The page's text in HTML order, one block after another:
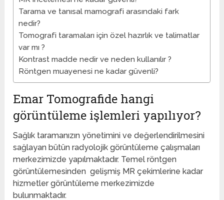
Tarama ve tanısal mamografi arasındaki fark
nedir?
Tomografi taramaları için özel hazırlık ve talimatlar
var mı ?
Kontrast madde nedir ve neden kullanılır ?
Röntgen muayenesi ne kadar güvenli?
Emar Tomografide hangi
görüntüleme işlemleri yapılıyor?
Sağlık taramanızın yönetimini ve değerlendirilmesini
sağlayan bütün radyolojik görüntüleme çalışmaları
merkezimizde yapılmaktadır. Temel röntgen
görüntülemesinden gelişmiş MR çekimlerine kadar
hizmetler görüntüleme merkezimizde
bulunmaktadır.